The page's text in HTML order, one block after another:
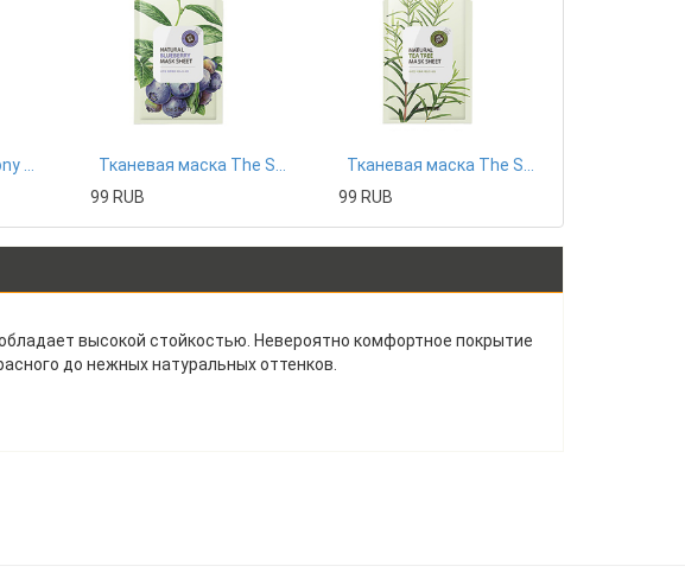
99 RUB
99 RUB
высокой стойкостью. Невероятно комфортное покрытие
до нежных натуральных оттенков.